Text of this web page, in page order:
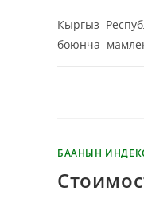
Кыргыз
боюнча
БААНЫН